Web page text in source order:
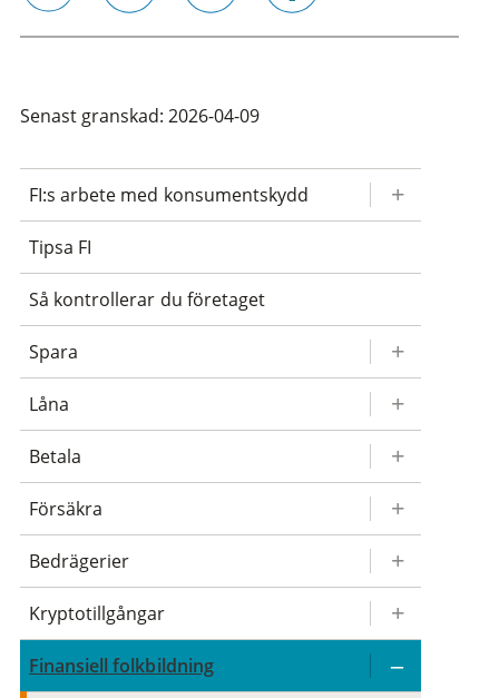
Senast granskad: 2026-04-09
FI:s arbete med konsumentskydd
Tipsa FI
Så kontrollerar du företaget
Spara
Låna
Betala
Försäkra
Bedrägerier
Kryptotillgångar
Finansiell folkbildning